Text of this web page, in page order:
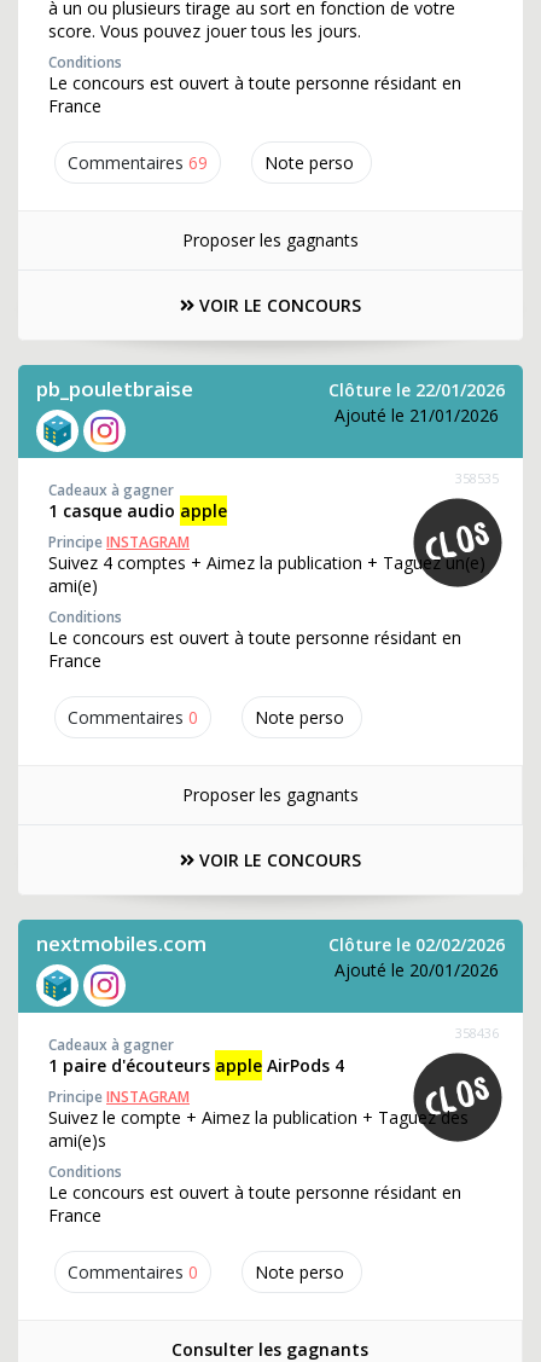
Commentaires 69 Note perso
à un ou plusieurs tirage au sort en fonction de votre
score. Vous pouvez jouer tous les jours.
Conditions
Le concours est ouvert à toute personne résidant en
France
Proposer les gagnants
VOIR LE CONCOURS
pb_pouletbraise
Clôture le 22/01/2026
Ajouté le 21/01/2026
Commentaires 0 Note perso
358535
Cadeaux à gagner
1 casque audio apple
PrincipeINSTAGRAM
Suivez 4 comptes + Aimez la publication + Taguez un(e)
ami(e)
Conditions
Le concours est ouvert à toute personne résidant en
France
Proposer les gagnants
VOIR LE CONCOURS
nextmobiles.com
Clôture le 02/02/2026
Ajouté le 20/01/2026
Commentaires 0 Note perso
358436
Cadeaux à gagner
1 paire d'écouteurs apple AirPods 4
PrincipeINSTAGRAM
Suivez le compte + Aimez la publication + Taguez des
ami(e)s
Conditions
Le concours est ouvert à toute personne résidant en
France
Consulter les gagnants